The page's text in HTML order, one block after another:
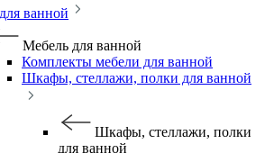
ванной
Мебель для ванной
Комплекты мебели для ванной
Шкафы, стеллажи, полки для ванной
Шкафы, стеллажи, полки
для ванной